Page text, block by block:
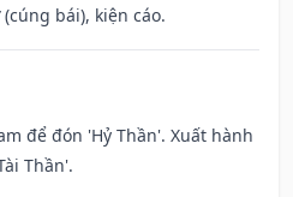
bái), kiện cáo.
để đón 'Hỷ Thần'. Xuất hành
Thần'.